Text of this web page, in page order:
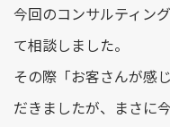
今回のコンサルティン
て相談しました。
その際「お客さんが感
だきましたが、まさに